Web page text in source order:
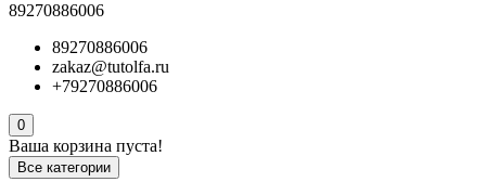
89270886006
89270886006
zakaz@tutolfa.ru
+79270886006
0
Ваша корзина пуста!
Все категории